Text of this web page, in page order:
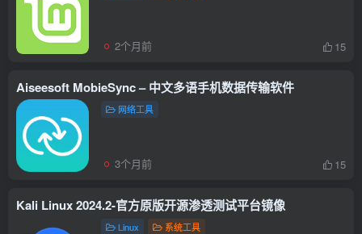
2个月前 15
Aiseesoft MobieSync – 中文多语手机数据传输软件
网络工具
3个月前 15
Kali Linux 2024.2-官方原版开源渗透测试平台镜像
Linux 系统工具